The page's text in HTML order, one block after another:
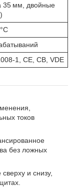
35 мм, двойные
CE, CB, VDE
токов
без ложных
и снизу,